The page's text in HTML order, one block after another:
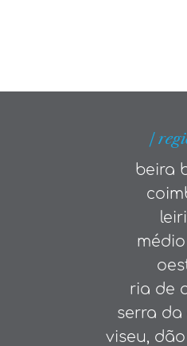
|
beira
ria de
serra da
viseu,